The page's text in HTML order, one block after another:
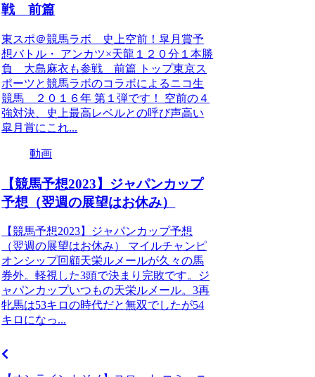
戦 前篇
東スポ＠競馬ラボ 史上空前！皐月賞予
想バトル・ アンカツ×天龍１２０分１本勝
負 大島麻衣も参戦 前篇 トップ東京ス
ポーツと競馬ラボのコラボによるニコ生
競馬 ２０１６年 第１弾です！ 空前の４
強対決、史上最高レベルとの呼び声高い
皐月賞にこれ...
動画
【競馬予想2023】ジャパンカップ
予想（翌週の展望はお休み）
【競馬予想2023】ジャパンカップ予想
（翌週の展望はお休み） マイルチャンピ
オンシップ回顧天栄ルメールが久々の馬
券外。軽視した3頭で決まり完敗です。ジ
ャパンカップいつもの天栄ルメール。3再
牝馬は53キロの時代だと無双でしたが54
キロになっ...